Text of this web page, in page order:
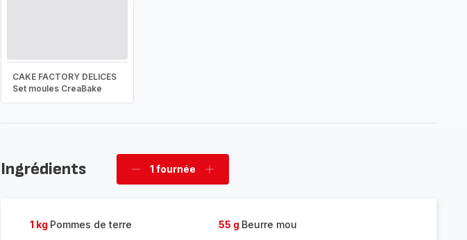
CAKE FACTORY DELICES
Set moules CreaBake
Ingrédients
Supprimer
1 fournée
Ajouter
1 kg Pommes de terre 55 g Beurre mou